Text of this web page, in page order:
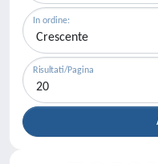
In ordine:
Risultati/Pagina